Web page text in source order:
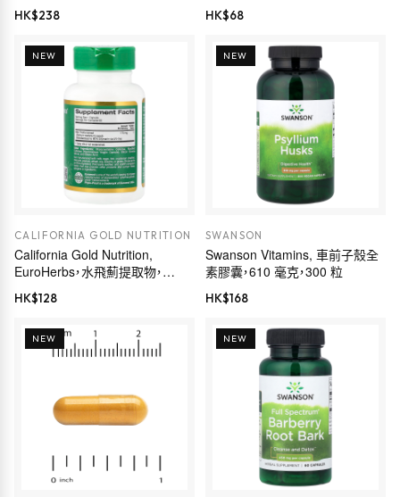
HK$238 HK$68
NEW
CALIFORNIA GOLD NUTRITION
California Gold Nutrition,
EuroHerbs，水飛薊提取物，
Euromed 品質，175 毫克，60 粒
素食膠囊
HK$128
NEW
SWANSON
Swanson Vitamins, 車前子殼全
素膠囊，610 毫克，300 粒
HK$168
NEW NEW